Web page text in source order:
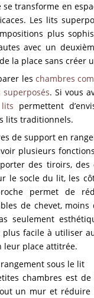
transforme en
Les lits
plus
avec un
la place sans créer
les chambres
. Si vous
permettent
lits traditionnels.
de support en
plusieurs
des tiroirs, des
le socle du lit, les
permet de
de chevet, moins
seulement
facile à utiliser
leur place attitrée.
rangement sous le lit
chambres est
un mur et réduire